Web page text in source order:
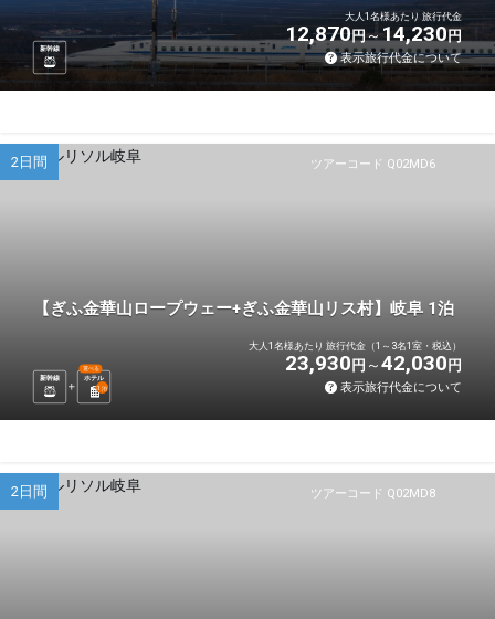
新幹線
大人1名様あたり 旅行代金
12,870円 14,230円
表示旅行代金について
ツアーコード Q02MD6
2日間
【ぎふ金華山ロープウェー+ぎふ金華山リス村】岐阜 1泊
新幹線 ホテル
選べる
1 泊
大人1名様あたり 旅行代金（1～3名1室・税込）
23,930 円 42,030 円
表示旅行代金について
ツアーコード Q02MD8
2日間